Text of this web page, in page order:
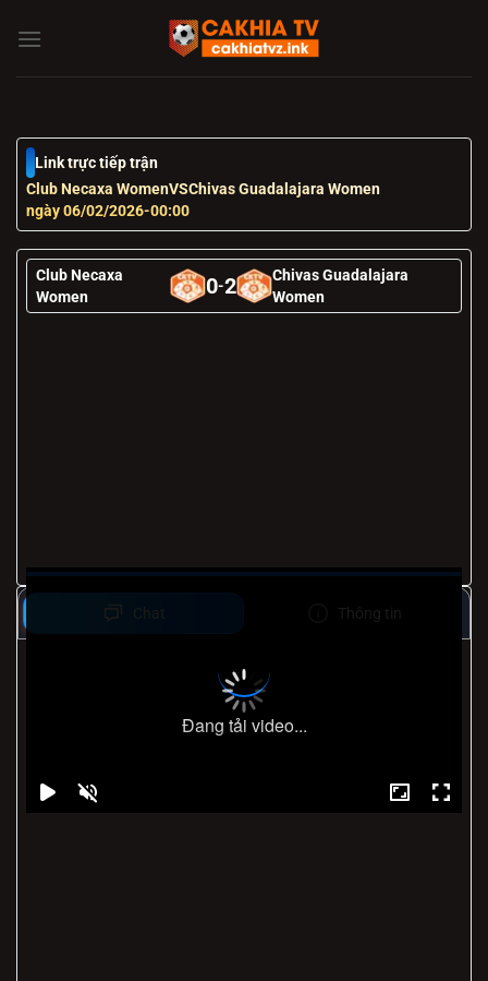
đến
Link trực tiếp trận
Club Necaxa WomenVSChivas Guadalajara Women
ngày 06/02/2026-00:00
Club Necaxa
Women
0-2
Chivas Guadalajara
Women
Đang tải video...
Chat Thông tin